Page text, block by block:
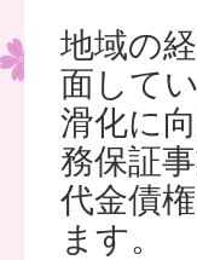
地域の
面して
滑化に
務保証
代金債
ます。